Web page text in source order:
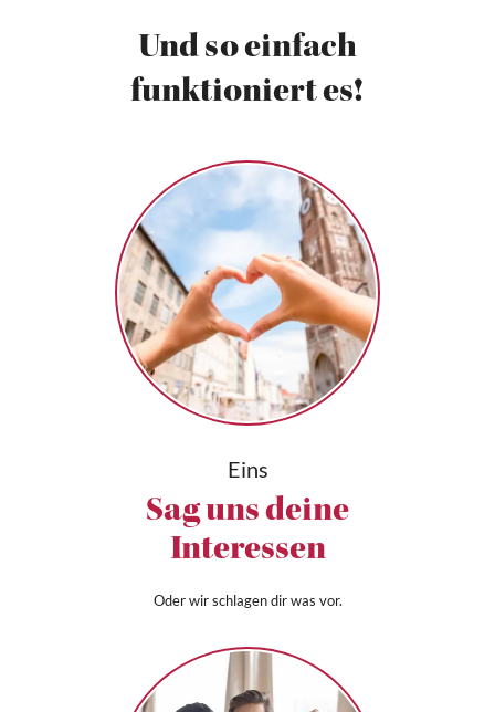
Und so einfach
funktioniert es!
Eins
Sag uns deine
Interessen
Oder wir schlagen dir was vor.